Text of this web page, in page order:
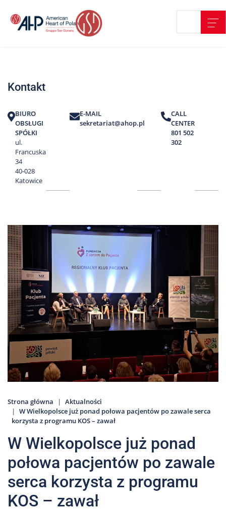
treści
Strefa
Edukacja
Pacjenta
O
nas
Marki
Nas
Kariera
Galeria
Kontakt
801
502
302
Kontakt
BIURO
OBSŁUGI
SPÓŁKI
ul.
Francuska
34
40-028
Katowice
E-MAIL
sekretariat@ahop.pl
CALL
CENTER
801 502
302
Strona główna
Aktualności
W Wielkopolsce już ponad połowa pacjentów po zawale serca
korzysta z programu KOS – zawał
W Wielkopolsce już ponad
połowa pacjentów po zawale
serca korzysta z programu
KOS – zawał